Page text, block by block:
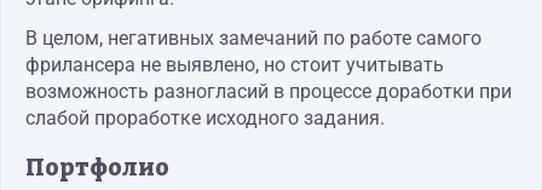
В целом, негативных замечаний по работе самого
фрилансера не выявлено, но стоит учитывать
возможность разногласий в процессе доработки при
слабой проработке исходного задания.
Портфолио